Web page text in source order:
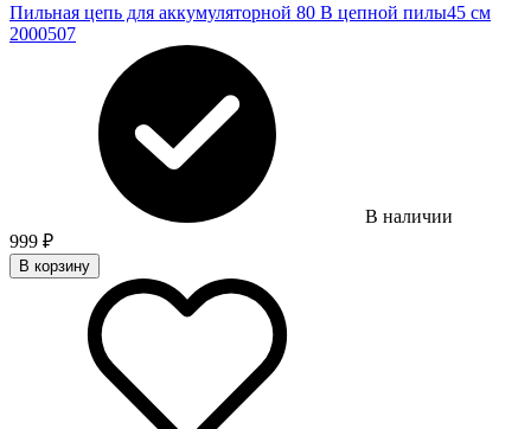
Пильная цепь для аккумуляторной 80 В цепной пилы45 см
2000507
В наличии
999 ₽
В корзину